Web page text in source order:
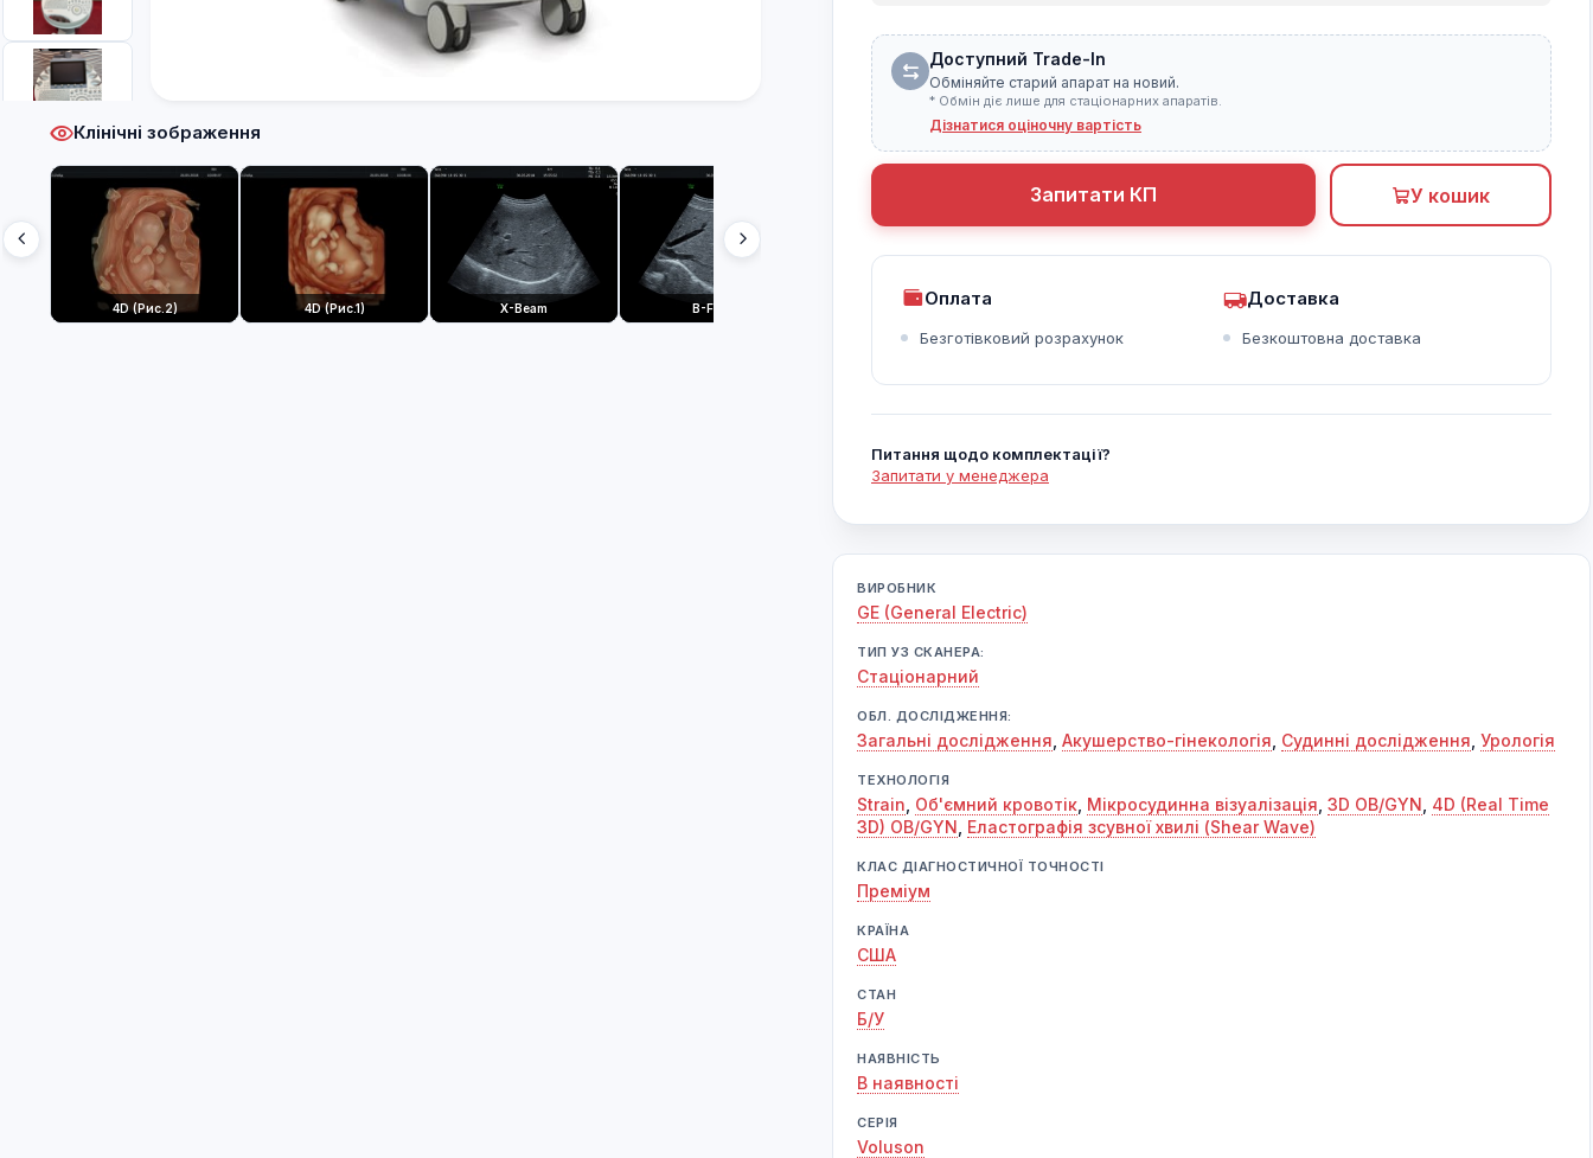
Клінічні зображення
4D (Рис.2) 4D (Рис.1) X-Beam B-Flow HD Flow Режим трапеції
Доступний Trade-In
Обміняйте старий апарат на новий.
* Обмін діє лише для стаціонарних апаратів.
Дізнатися оціночну вартість
Запитати КП У кошик
Оплата
Безготівковий розрахунок
Доставка
Безкоштовна доставка
Питання щодо комплектації?
Запитати у менеджера
ВИРОБНИК
GE (General Electric)
ТИП УЗ СКАНЕРА:
Cтаціонарний
ОБЛ. ДОСЛІДЖЕННЯ:
Загальні дослідження Акушерство-гінекологія Судинні дослідження Урологія
ТЕХНОЛОГІЯ
Strain Об'ємний кровотік Мікросудинна візуалізація 3D OB/GYN 4D (Real Time
3D) OB/GYN Еластографія зсувної хвилі (Shear Wave)
КЛАС ДІАГНОСТИЧНОЇ ТОЧНОСТІ
Преміум
КРАЇНА
США
СТАН
Б/У
НАЯВНІСТЬ
В наявності
СЕРІЯ
Voluson